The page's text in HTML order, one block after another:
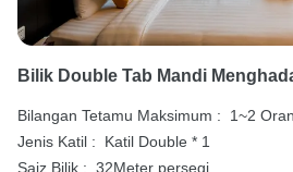
Bilik Double Tab Mandi
Bilangan Tetamu Maksimum :
1~2
Jenis Katil :
Katil Double * 1
Saiz Bilik : 32Meter persegi